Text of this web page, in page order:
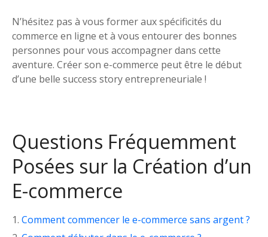
N’hésitez pas à vous former aux spécificités du
commerce en ligne et à vous entourer des bonnes
personnes pour vous accompagner dans cette
aventure. Créer son e-commerce peut être le début
d’une belle success story entrepreneuriale !
Questions Fréquemment
Posées sur la Création d’un
E-commerce
Comment commencer le e-commerce sans argent ?